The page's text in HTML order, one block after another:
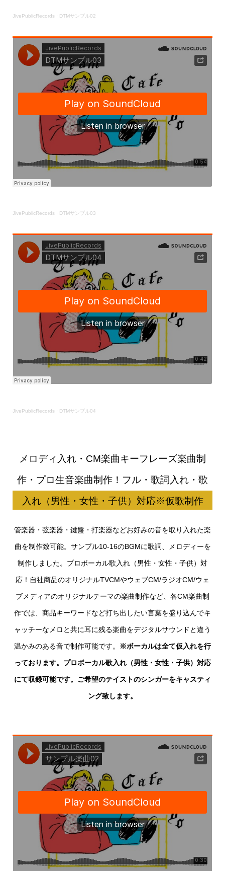
JivePublicRecords· DTMサンプル02
JivePublicRecords· DTMサンプル03
JivePublicRecords· DTMサンプル04
メロディ入れ・CM楽曲キーフレーズ楽曲制
作・プロ生音楽曲制作！フル・歌詞入れ・歌
入れ（男性・女性・子供）対応※仮歌制作
管楽器・弦楽器・鍵盤・打楽器などお好みの音を取り入れた楽
曲を制作致可能。サンプル10-16のBGMに歌詞、メロディーを
制作しました。プロボーカル歌入れ（男性・女性・子供）対
応！自社商品のオリジナルTVCMやウェブCM/ラジオCM/ウェ
ブメディアのオリジナルテーマの楽曲制作など、 各CM楽曲制
作では、商品キーワードなど打ち出したい言葉を盛り込んでキ
ャッチーなメロと共に耳に残る楽曲をデジタルサウンドと違う
温かみのある音で制作可能です。 ※ボーカルは全て仮入れを行
っております。プロボーカル歌入れ（男性・女性・子供）対応
にて収録可能です。ご希望のテイストのシンガーをキャスティ
ング致します。